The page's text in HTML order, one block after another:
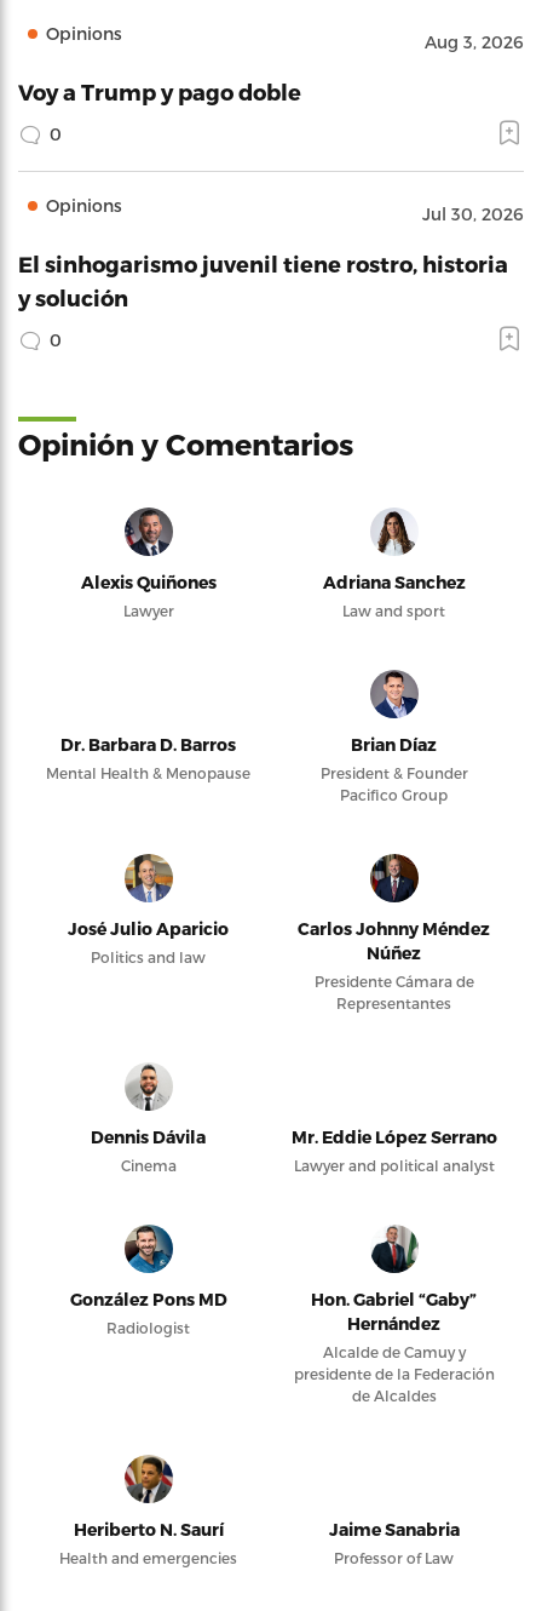
Opinions Aug 3, 2026
Voy a Trump y pago doble
0
Opinions Jul 30, 2026
El sinhogarismo juvenil tiene rostro, historia
y solución
0
Opinión y Comentarios
Alexis Quiñones
Lawyer
Adriana Sanchez
Law and sport
Dr. Barbara D. Barros
Mental Health & Menopause
Brian Díaz
President & Founder
Pacifico Group
José Julio Aparicio
Politics and law
Carlos Johnny Méndez
Núñez
Presidente Cámara de
Representantes
Dennis Dávila
Cinema
Mr. Eddie López Serrano
Lawyer and political analyst
González Pons MD
Radiologist
Hon. Gabriel “Gaby”
Hernández
Alcalde de Camuy y
presidente de la Federación
de Alcaldes
Heriberto N. Saurí
Health and emergencies
Jaime Sanabria
Professor of Law